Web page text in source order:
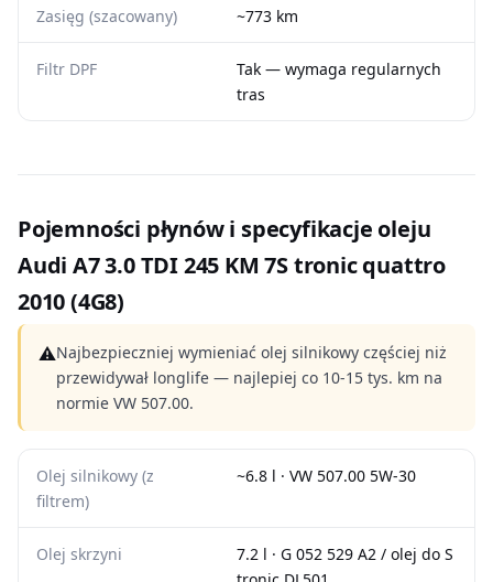
Zasięg (szacowany) ~773 km
Filtr DPF
Tak — wymaga regularnych
tras
Pojemności płynów i specyfikacje oleju
Audi A7 3.0 TDI 245 KM 7S tronic quattro
2010 (4G8)
⚠Najbezpieczniej wymieniać olej silnikowy częściej niż
przewidywał longlife — najlepiej co 10-15 tys. km na
normie VW 507.00.
Olej silnikowy (z
filtrem)
~6.8 l · VW 507.00 5W-30
Olej skrzyni
7.2 l · G 052 529 A2 / olej do S